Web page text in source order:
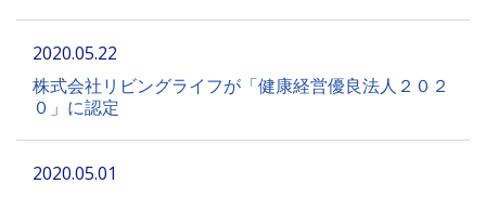
2020.05.22
株式会社リビングライフが「健康経営優良法人２０２
０」に認定
2020.05.01